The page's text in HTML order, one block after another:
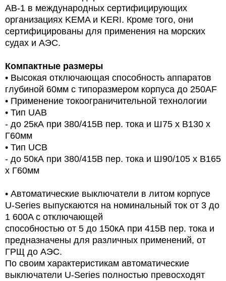
AB-1 в международных сертифицирующих
организациях KEMA и KERI. Кроме того, они
сертифицированы для применения на морских
судах и АЭС.
Компактные размеры
• Высокая отключающая способность аппаратов
глубиной 60мм с типоразмером корпуса до 250AF
• Применение токоограничительной технологии
• Тип UAB
- до 25кА при 380/415В пер. тока и Ш75 х В130 х
Г60мм
• Тип UCB
- до 50кА при 380/415В пер. тока и Ш90/105 х В165
х Г60мм
• Автоматические выключатели в литом корпусе
U-Series выпускаются на номинальный ток от 3 до
1 600A с отключающей
способностью от 5 до 150кА при 415В пер. тока и
предназначены для различных применений, от
ГРЩ до АЭС.
По своим характеристикам автоматические
выключатели U-Series полностью превосходят